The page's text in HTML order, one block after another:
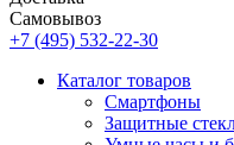
Самовывоз
+7 (495) 532-22-30
Каталог товаров
Смартфоны
Защитные